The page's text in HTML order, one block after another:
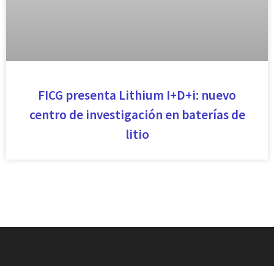
FICG presenta Lithium I+D+i: nuevo
centro de investigación en baterías de
litio